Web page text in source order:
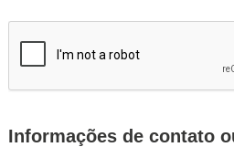
Informações de contato